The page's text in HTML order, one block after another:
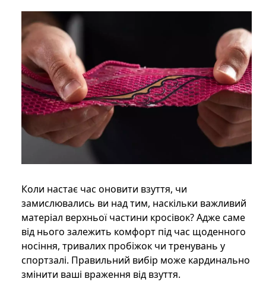
Коли настає час оновити взуття, чи
замислювались ви над тим, наскільки важливий
матеріал верхньої частини кросівок? Адже саме
від нього залежить комфорт під час щоденного
носіння, тривалих пробіжок чи тренувань у
спортзалі. Правильний вибір може кардинально
змінити ваші враження від взуття.